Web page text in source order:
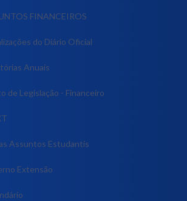
FINANCEIROS
do Diário Oficial
Anuais
de Legislação - Financeiro
Assuntos Estudantis
Extensão